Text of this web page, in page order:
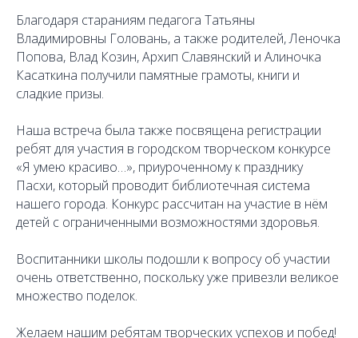
Благодаря стараниям педагога Татьяны
Владимировны Головань, а также родителей, Леночка
Попова, Влад Козин, Архип Славянский и Алиночка
Касаткина получили памятные грамоты, книги и
сладкие призы.
Наша встреча была также посвящена регистрации
ребят для участия в городском творческом конкурсе
«Я умею красиво…», приуроченному к празднику
Пасхи, который проводит библиотечная система
нашего города. Конкурс рассчитан на участие в нём
детей с ограниченными возможностями здоровья.
Воспитанники школы подошли к вопросу об участии
очень ответственно, поскольку уже привезли великое
множество поделок.
Желаем нашим ребятам творческих успехов и побед!